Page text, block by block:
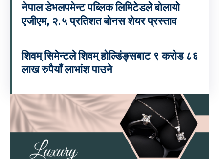
नेपाल डेभलपमेन्ट पब्लिक लिमिटेडले बोलायो
एजीएम, २.५ प्रतिशत बोनस शेयर प्रस्ताव
शिवम् सिमेन्टले शिवम् होल्डिंङ्सबाट ९ करोड ८६
लाख रुपैयाँ लाभांश पाउने